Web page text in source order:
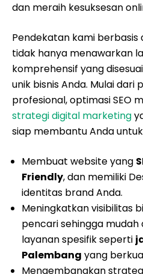
dan meraih kesuksesan
Pendekatan kami berbasis
tidak hanya menawarkan
komprehensif yang
unik bisnis Anda. Mulai
profesional, optimasi SEO
strategi digital marketing
siap membantu Anda
Membuat website yang
Friendly, dan memiliki
identitas brand Anda.
Meningkatkan visibilitas
pencari sehingga
layanan spesifik seperti
Palembang yang
Mengembangkan